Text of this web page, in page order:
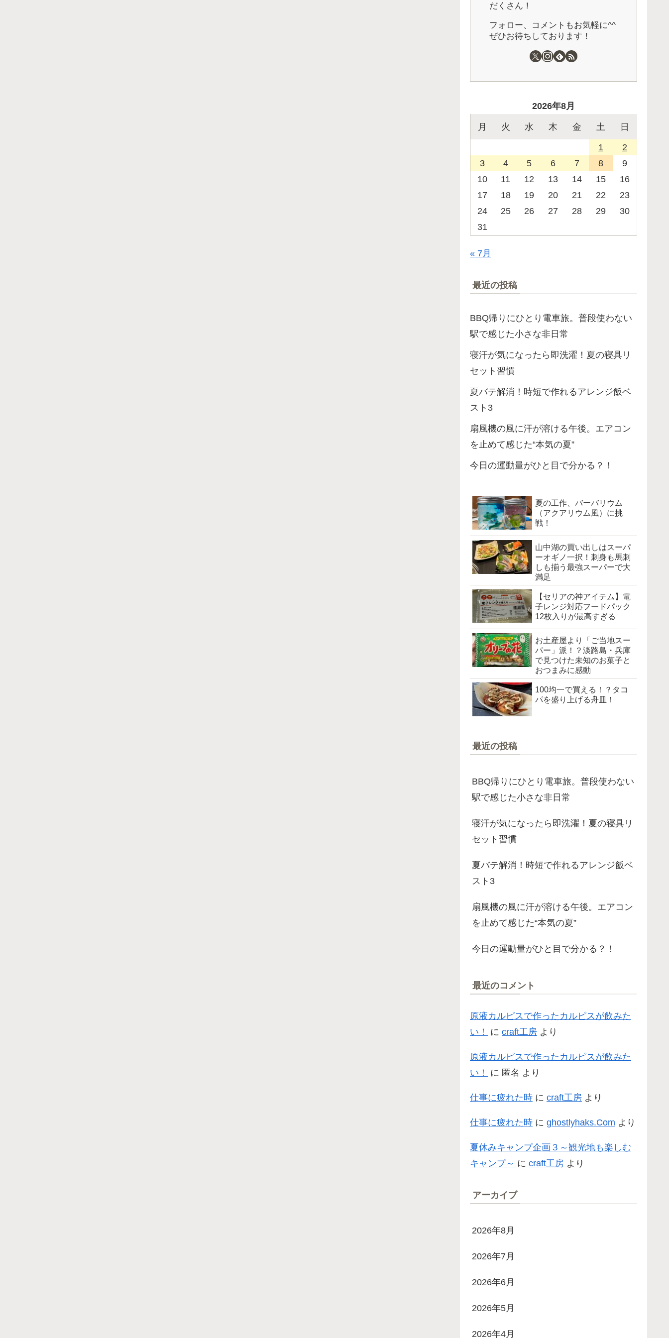
だくさん！
フォロー、コメントもお気軽に^^
ぜひお待ちしております！
2026年8月
月 火 水 木 金 土 日
1
2
3
4 5 6 7 8
9
10
11 12 13 14 15
16
17
18 19 20 21 22
23
24
25 26 27 28 29
30
31
« 7月
最近の投稿
BBQ帰りにひとり電車旅。普段使わない
駅で感じた小さな非日常
寝汗が気になったら即洗濯！夏の寝具リ
セット習慣
夏バテ解消！時短で作れるアレンジ飯ベ
スト3
扇風機の風に汗が溶ける午後。エアコン
を止めて感じた“本気の夏”
今日の運動量がひと目で分かる？！
夏の工作、バーバリウム
（アクアリウム風）に挑
戦！
山中湖の買い出しはスーパ
ーオギノ一択！刺身も馬刺
しも揃う最強スーパーで大
満足
【セリアの神アイテム】電
子レンジ対応フードパック
12枚入りが最高すぎる
お土産屋より「ご当地スー
パー」派！？淡路島・兵庫
で見つけた未知のお菓子と
おつまみに感動
100均一で買える！？タコ
パを盛り上げる舟皿！
最近の投稿
BBQ帰りにひとり電車旅。普段使わない
駅で感じた小さな非日常
寝汗が気になったら即洗濯！夏の寝具リ
セット習慣
夏バテ解消！時短で作れるアレンジ飯ベ
スト3
扇風機の風に汗が溶ける午後。エアコン
を止めて感じた“本気の夏”
今日の運動量がひと目で分かる？！
最近のコメント
原液カルピスで作ったカルピスが飲みた
い！
に craft工房 より
原液カルピスで作ったカルピスが飲みた
い！
に 匿名 より
仕事に疲れた時 に craft工房 より
仕事に疲れた時 に ghostlyhaks.Com より
夏休みキャンプ企画３～観光地も楽しむ
キャンプ～ に craft工房 より
アーカイブ
2026年8月
2026年7月
2026年6月
2026年5月
2026年4月